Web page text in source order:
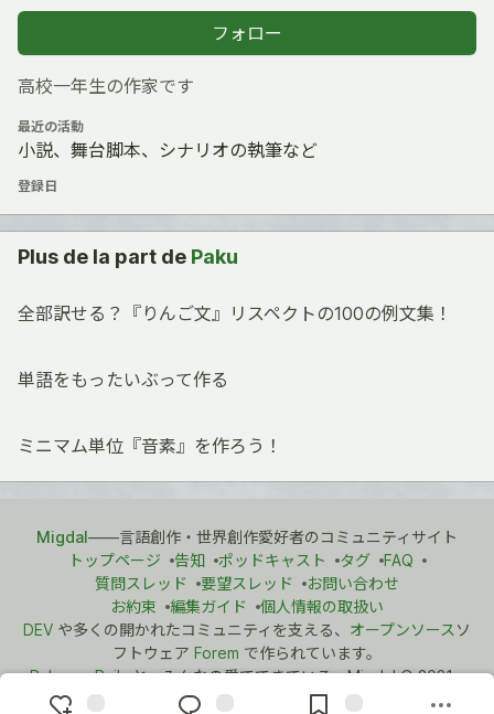
フォロー
高校一年生の作家です
最近の活動
小説、舞台脚本、シナリオの執筆など
登録日
Plus de la part de Paku
全部訳せる？『りんご文』リスペクトの100の例文集！
単語をもったいぶって作る
ミニマム単位『音素』を作ろう！
Migdal――言語創作・世界創作愛好者のコミュニティサイト
トップページ
告知 ポッドキャスト タグ
FAQ
質問スレッド
要望スレッド
お問い合わせ
お約束
編集ガイド
個人情報の取扱い
DEV や多くの開かれたコミュニティを支える、 オープンソース ソ
フトウェア Forem で作られています。
Ruby on Railsと、みんなの愛でできている。Migdal©2021 -
2026.